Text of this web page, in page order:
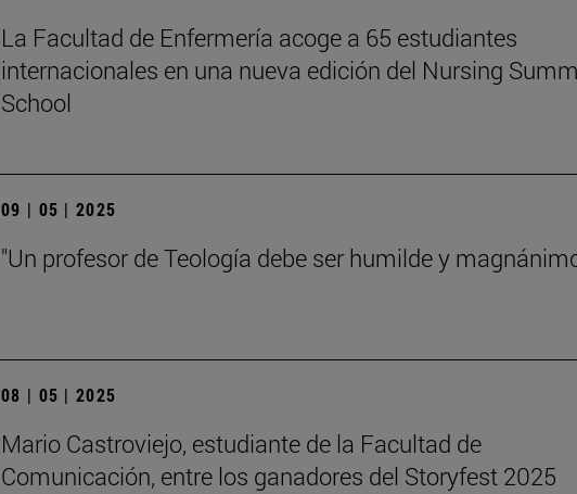
La Facultad de Enfermería acoge a 65 estudiantes
internacionales en una nueva edición del Nursing
School
09 | 05 | 2025
"Un profesor de Teología debe ser humilde y
08 | 05 | 2025
Mario Castroviejo, estudiante de la Facultad de
Comunicación, entre los ganadores del Storyfest 2025